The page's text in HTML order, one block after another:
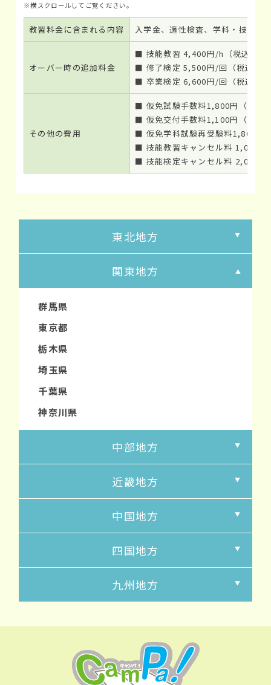
教習料金に含まれる内容 入学金、適性検査、学科・技能教
オーバー時の追加料金
■ 技能教習 4,400円/h（税込）
■ 修了検定 5,500円/回（税込）
■ 卒業検定 6,600円/回（税込）
その他の費用
■ 仮免試験手数料1,800円（非課
■ 仮免交付手数料1,100円（非課
■ 仮免学科試験再受験料1,800円
■ 技能教習キャンセル料 1,000
■ 技能検定キャンセル料 2,000
東北地方
関東地方
群馬県
東京都
栃木県
埼玉県
千葉県
神奈川県
中部地方
近畿地方
中国地方
四国地方
九州地方